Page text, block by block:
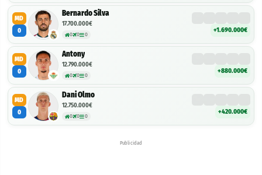
MD
0
Bernardo Silva
17.700.000€
0 0 0
+1.690.000€
MD
0
Antony
12.790.000€
0 0 0
+880.000€
MD
0
Dani Olmo
12.750.000€
0 0 0
+420.000€
Publicidad